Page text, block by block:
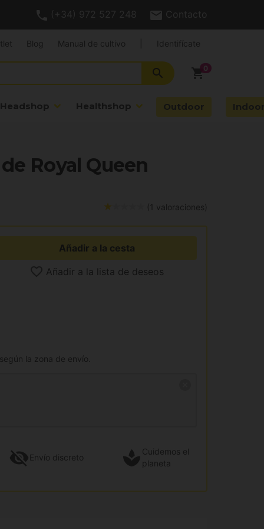
(+34) 972 527 248 Contacto
shopping_cart
search
Headshop Healthshop Outdoor
Blog Manual de cultivo Identifícate
Royal Queen
(1 valoraciones)
Añadir a la cesta
Añadir a la lista de deseos
la zona de envío.
Envío discreto
Cuidemos el
planeta